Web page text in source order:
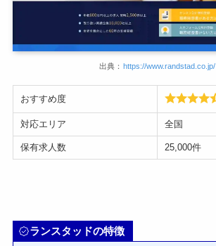
出典： https://www.randstad.co.jp/
おすすめ度
対応エリア 全国
保有求人数 25,000件
ランスタッドの特徴